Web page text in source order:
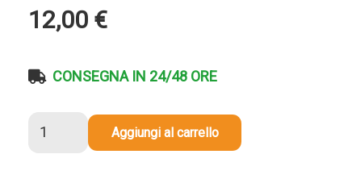
12,00 €
CONSEGNA IN 24/48 ORE
Cartuccia
compatibile
Aggiungi al carrello